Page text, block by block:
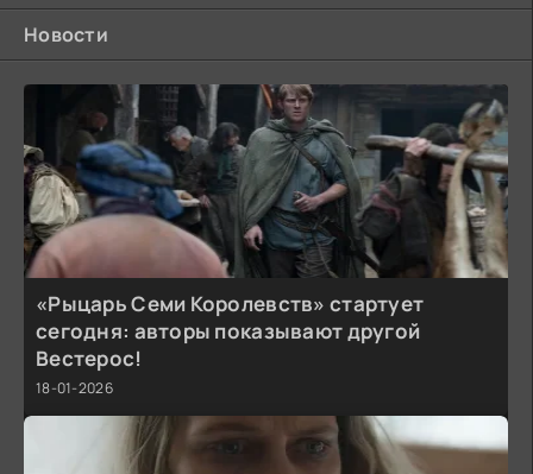
Новости
«Рыцарь Семи Королевств» стартует
сегодня: авторы показывают другой
Вестерос!
18-01-2026